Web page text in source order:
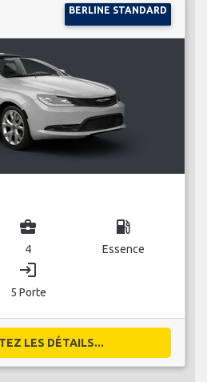
BERLINE STANDARD
business_center
4
local_gas_station
Essence
login
5 Porte
LES DÉTAILS...